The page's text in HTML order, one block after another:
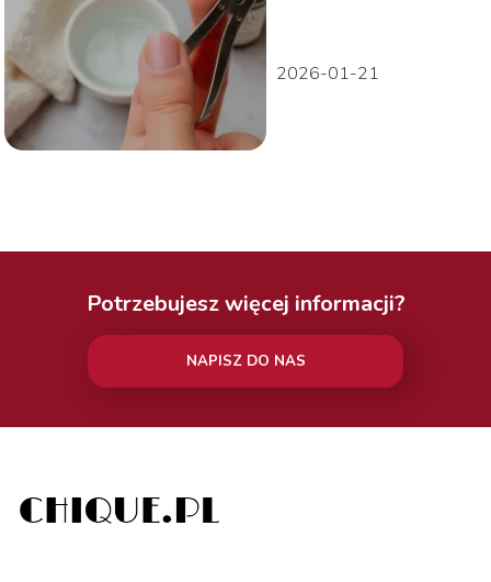
2026-01-21
Potrzebujesz więcej informacji?
NAPISZ DO NAS